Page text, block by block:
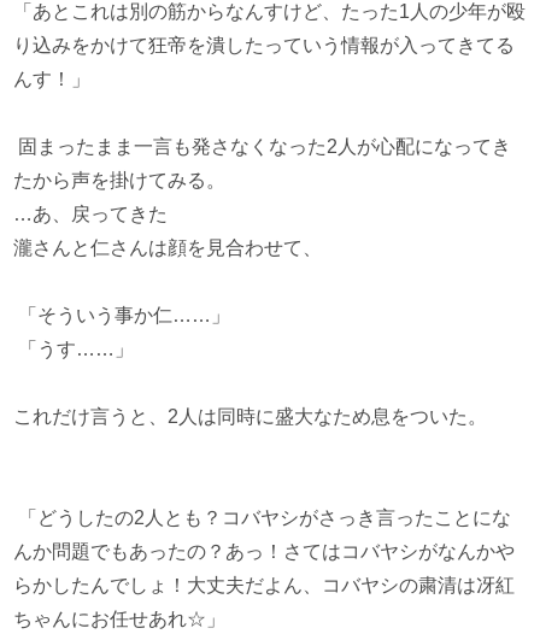
「あとこれは別の筋からなんすけど、たった1人の少年が殴
り込みをかけて狂帝を潰したっていう情報が入ってきてる
んす！」
固まったまま一言も発さなくなった2人が心配になってき
たから声を掛けてみる。
…あ、戻ってきた
瀧さんと仁さんは顔を見合わせて、
「そういう事か仁……」
「うす……」
これだけ言うと、2人は同時に盛大なため息をついた。
「どうしたの2人とも？コバヤシがさっき言ったことにな
んか問題でもあったの？あっ！さてはコバヤシがなんかや
らかしたんでしょ！大丈夫だよん、コバヤシの粛清は冴紅
ちゃんにお任せあれ☆」